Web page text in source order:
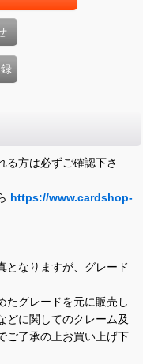
る方は必ずご確認下さ
https://www.cardshop-
となりますが、グレード
たグレードを元に販売し
どに関してのクレーム及
ご了承の上お買い上げ下